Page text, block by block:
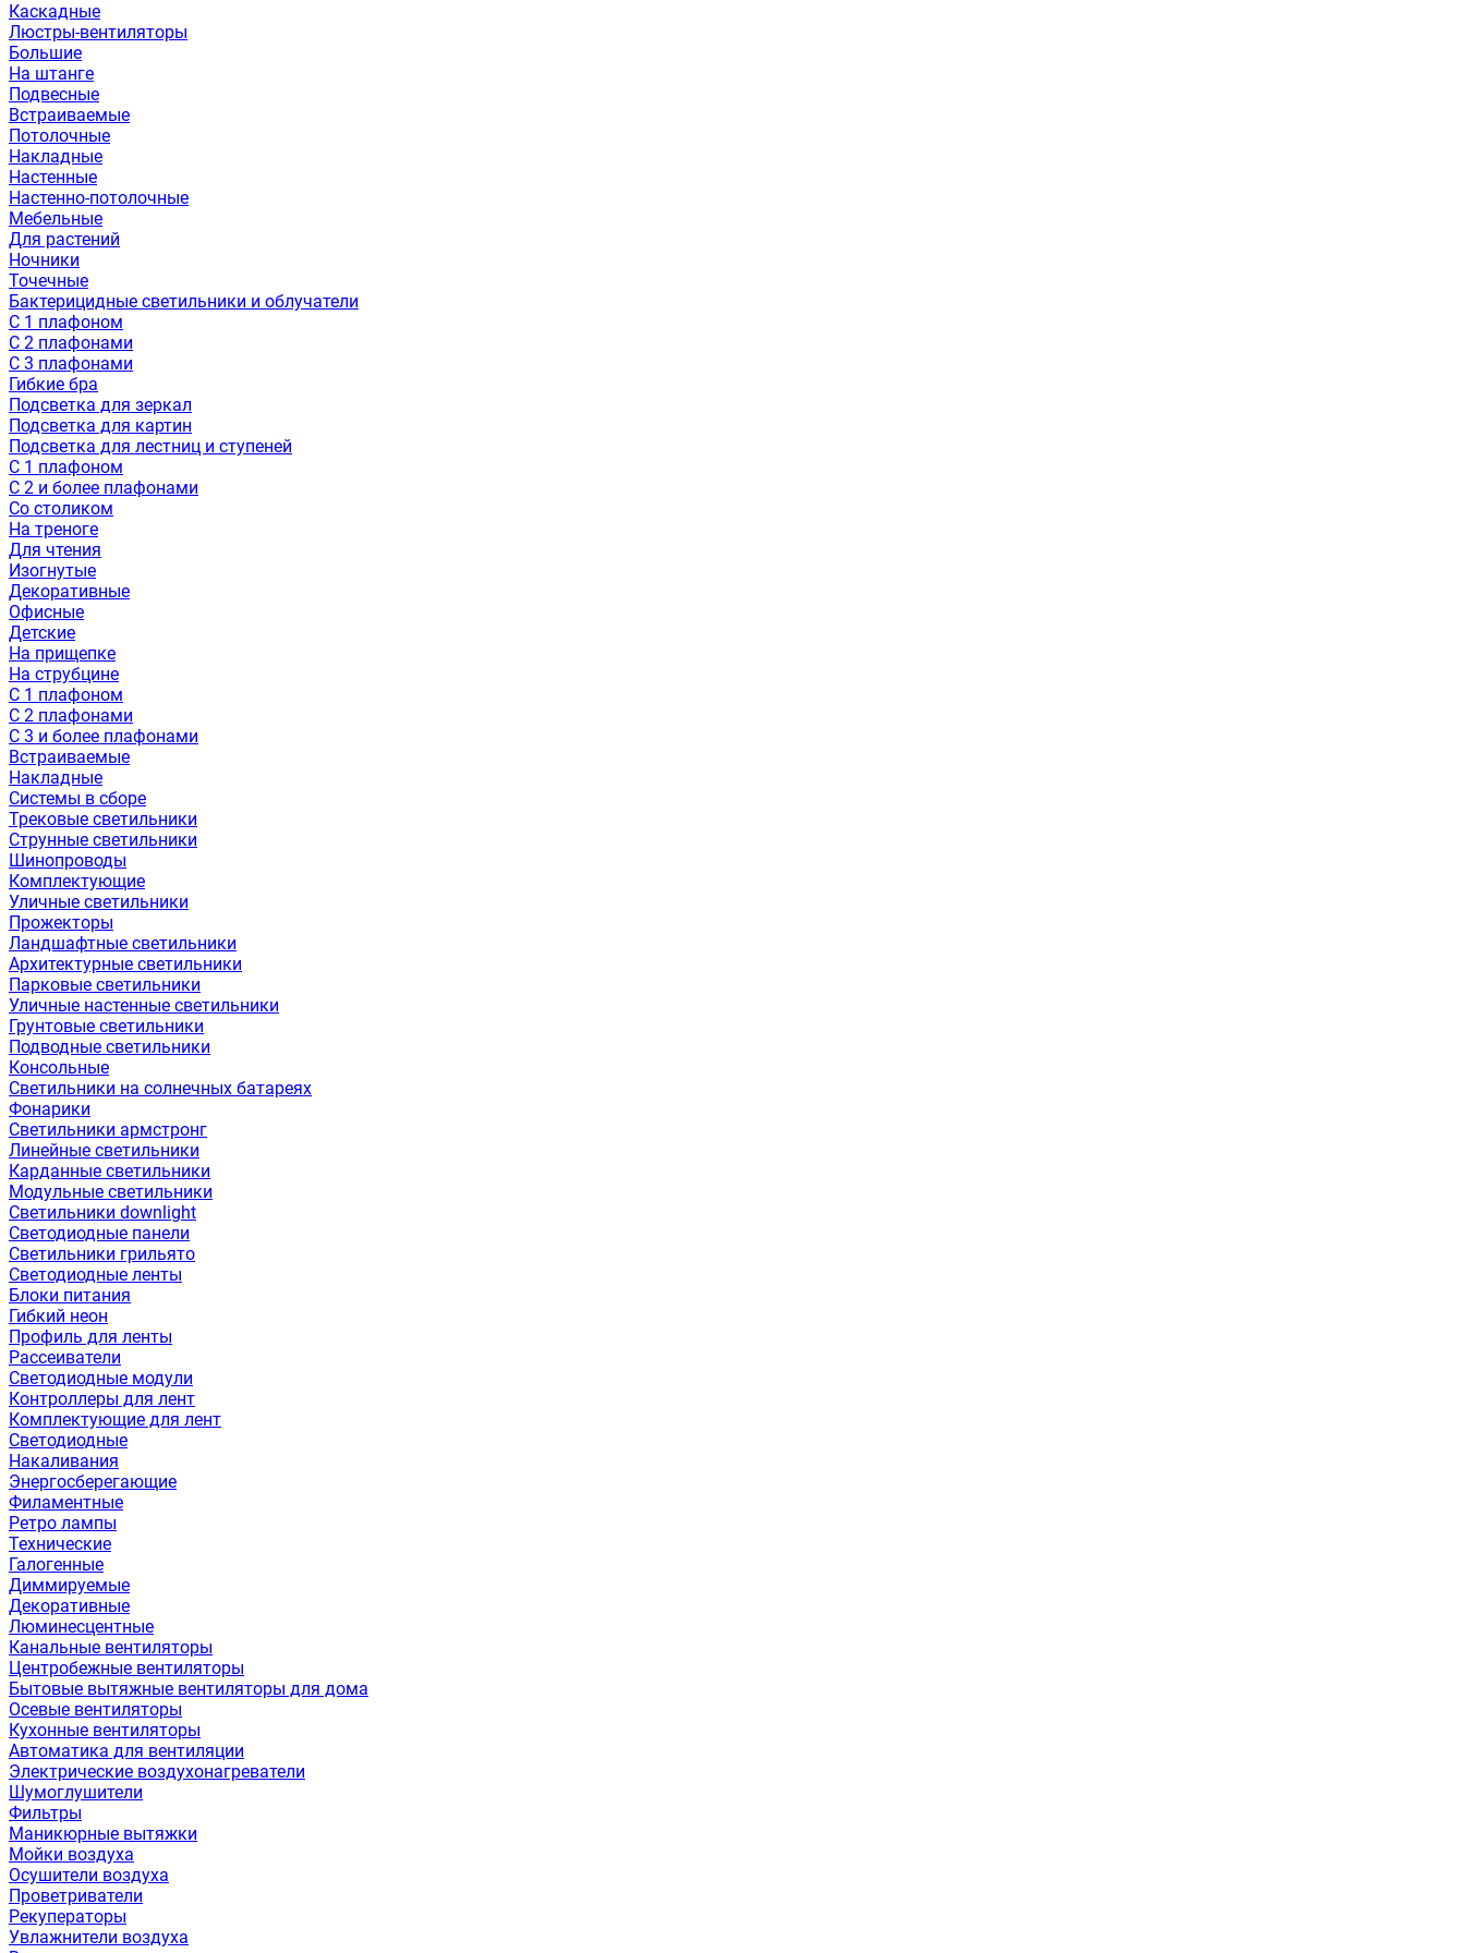
Каскадные
Люстры-вентиляторы
Большие
На штанге
Подвесные
Встраиваемые
Потолочные
Накладные
Настенные
Настенно-потолочные
Мебельные
Для растений
Ночники
Точечные
Бактерицидные светильники и облучатели
С 1 плафоном
С 2 плафонами
С 3 плафонами
Гибкие бра
Подсветка для зеркал
Подсветка для картин
Подсветка для лестниц и ступеней
С 1 плафоном
С 2 и более плафонами
Со столиком
На треноге
Для чтения
Изогнутые
Декоративные
Офисные
Детские
На прищепке
На струбцине
С 1 плафоном
С 2 плафонами
С 3 и более плафонами
Встраиваемые
Накладные
Системы в сборе
Трековые светильники
Струнные светильники
Шинопроводы
Комплектующие
Уличные светильники
Прожекторы
Ландшафтные светильники
Архитектурные светильники
Парковые светильники
Уличные настенные светильники
Грунтовые светильники
Подводные светильники
Консольные
Светильники на солнечных батареях
Фонарики
Светильники армстронг
Линейные светильники
Карданные светильники
Модульные светильники
Светильники downlight
Светодиодные панели
Светильники грильято
Светодиодные ленты
Блоки питания
Гибкий неон
Профиль для ленты
Рассеиватели
Светодиодные модули
Контроллеры для лент
Комплектующие для лент
Светодиодные
Накаливания
Энергосберегающие
Филаментные
Ретро лампы
Технические
Галогенные
Диммируемые
Декоративные
Люминесцентные
Канальные вентиляторы
Центробежные вентиляторы
Бытовые вытяжные вентиляторы для дома
Осевые вентиляторы
Кухонные вентиляторы
Автоматика для вентиляции
Электрические воздухонагреватели
Шумоглушители
Фильтры
Маникюрные вытяжки
Мойки воздуха
Осушители воздуха
Проветриватели
Рекуператоры
Увлажнители воздуха